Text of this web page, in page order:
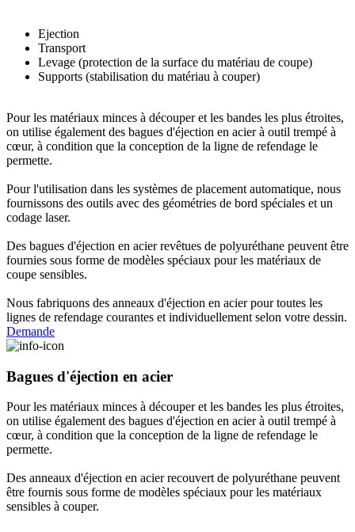
Ejection
Transport
Levage (protection de la surface du matériau de coupe)
Supports (stabilisation du matériau à couper)
Pour les matériaux minces à découper et les bandes les plus étroites,
on utilise également des bagues d'éjection en acier à outil trempé à
cœur, à condition que la conception de la ligne de refendage le
permette.
Pour l'utilisation dans les systèmes de placement automatique, nous
fournissons des outils avec des géométries de bord spéciales et un
codage laser.
Des bagues d'éjection en acier revêtues de polyuréthane peuvent être
fournies sous forme de modèles spéciaux pour les matériaux de
coupe sensibles.
Nous fabriquons des anneaux d'éjection en acier pour toutes les
lignes de refendage courantes et individuellement selon votre dessin.
Demande
Bagues d'éjection en acier
Pour les matériaux minces à découper et les bandes les plus étroites,
on utilise également des bagues d'éjection en acier à outil trempé à
cœur, à condition que la conception de la ligne de refendage le
permette.
Des anneaux d'éjection en acier recouvert de polyuréthane peuvent
être fournis sous forme de modèles spéciaux pour les matériaux
sensibles à couper.